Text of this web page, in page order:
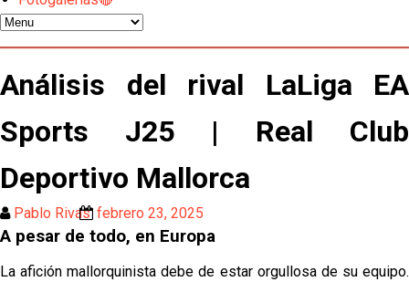
El Sevilla pone sus ojos en Ellyes Skhiri
Patrick Mercado no jugará en el Sevilla FC
El Sevilla FC pregunta al Atlético de Madrid por la
situación de Iker Luque
Nico Guillén:"Es importante que el equipo sea una
familia y se refleje en el campo"
El Sevilla oficializa el traspaso de Sow
Análisis del rival LaLiga EA
Sports J25 | Real Club
Deportivo Mallorca
Pablo Rivas febrero 23, 2025
A pesar de todo, en Europa
La afición mallorquinista debe de estar orgullosa de su equipo.